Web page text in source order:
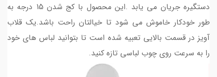
دستگیره جریان می یابد .این محصول با کج شدن 15 درجه به
طور خودکار خاموش می شود تا خیالتان راحت باشد.یک قلاب
آویز در قسمت بالایی تعبیه شده است تا بتوانید لباس های خود
را به سرعت روی چوب لباسی تازه کنید.